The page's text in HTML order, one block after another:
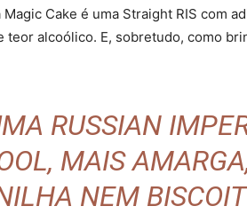
Cake é uma Straight RIS com
alcoólico. E, sobretudo, como
RUSSIAN
MAIS
NEM